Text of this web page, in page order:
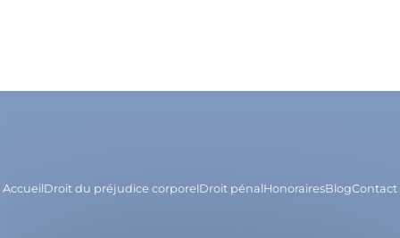
AccueilDroit du préjudice corporelDroit pénalHonorairesBlogContact